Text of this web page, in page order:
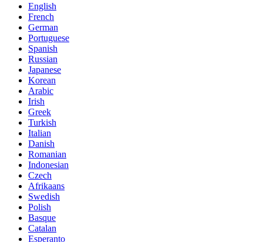
English
French
German
Portuguese
Spanish
Russian
Japanese
Korean
Arabic
Irish
Greek
Turkish
Italian
Danish
Romanian
Indonesian
Czech
Afrikaans
Swedish
Polish
Basque
Catalan
Esperanto